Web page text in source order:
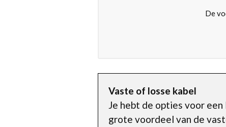
De
Vaste of losse kabel
Je hebt de opties voor
grote voordeel van de